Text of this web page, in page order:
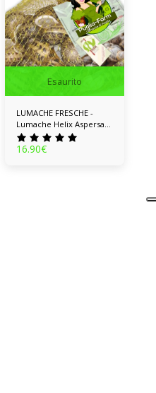
Esaurito
LUMACHE FRESCHE -
Lumache Helix Aspersa
Muller 100% Naturali
16.90€